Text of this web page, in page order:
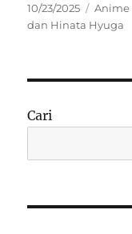
Posted
on
10/23/2025 Anime
dan Hinata Hyuga
Cari